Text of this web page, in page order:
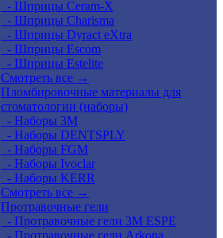
- Шприцы Ceram-X
- Шприцы Charisma
- Шприцы Dyract eXtra
- Шприцы Escom
- Шприцы Estelite
Смотреть все →
Пломбировочные материалы для
стоматологии (наборы)
- Наборы 3М
- Наборы DENTSPLY
- Наборы FGM
- Наборы Ivoclar
- Наборы KERR
Смотреть все →
Протравочные гели
- Протравочные гели 3М ESPE
- Протравочные гели Arkona